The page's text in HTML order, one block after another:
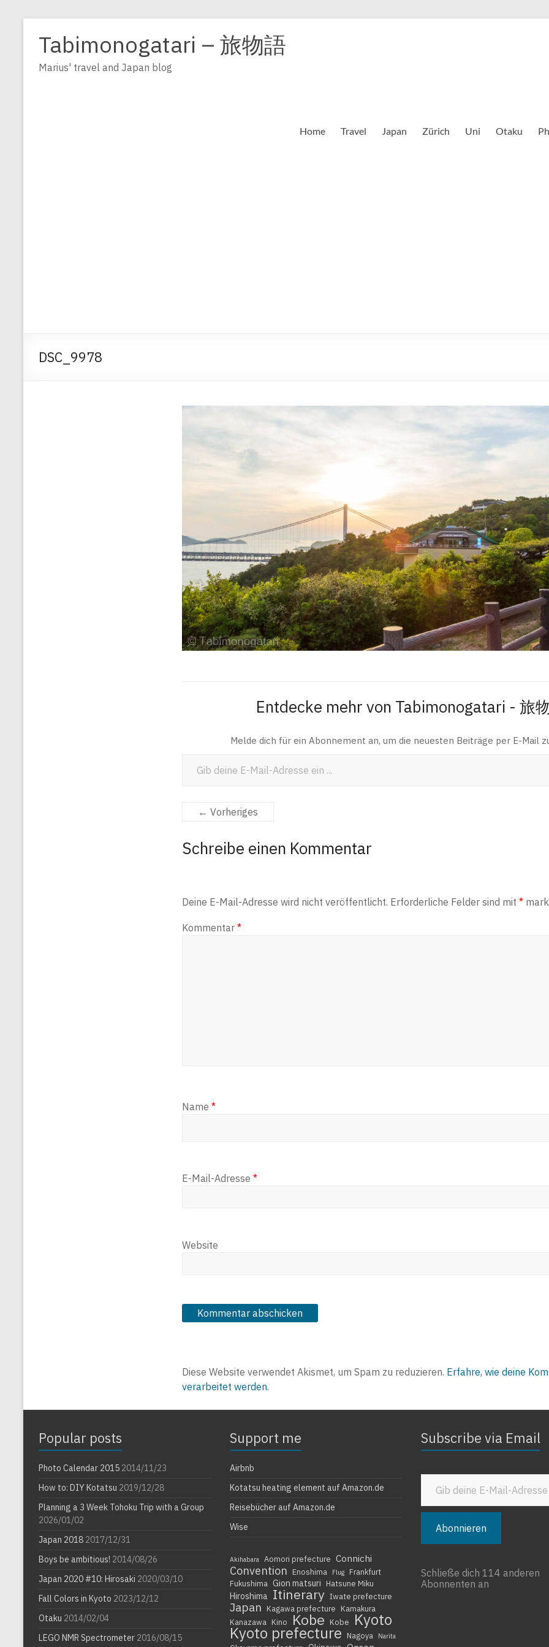
Inhalt
springen
Tabimonogatari – 旅物語
Marius' travel and Japan blog
Home Travel Japan Zürich Uni Otaku
DSC_9978
Entdecke mehr von Tabimonogatari - 旅
Melde dich für ein Abonnement an, um die neuesten Beiträge per E-Mail
← Vorheriges
Schreibe einen Kommentar
Deine E-Mail-Adresse wird nicht veröffentlicht. Erforderliche Felder sind mit *
Kommentar *
Name *
E-Mail-Adresse *
Website
Diese Website verwendet Akismet, um Spam zu reduzieren. Erfahre, wie deine
verarbeitet werden.
Popular posts
Photo Calendar 2015 2014/11/23
How to: DIY Kotatsu 2019/12/28
Planning a 3 Week Tohoku Trip with a Group
2026/01/02
Japan 2018 2017/12/31
Boys be ambitious! 2014/08/26
Japan 2020 #10: Hirosaki 2020/03/10
Fall Colors in Kyoto 2023/12/12
Otaku 2014/02/04
LEGO NMR Spectrometer 2016/08/15
Support me
Airbnb
Kotatsu heating element auf Amazon.de
Reisebücher auf Amazon.de
Wise
Akihabara Aomori prefecture Connichi
Convention Enoshima Flug
Frankfurt
Fukushima Gion matsuri Hatsune Miku
Hiroshima Itinerary Iwate prefecture
Japan Kagawa prefecture
Kamakura
Kanazawa
Kino Kobe Kobe Kyoto
Kyoto prefecture Nagoya Narita
Subscribe via Email
Gib deine E-Mail-Adresse ein ...
Abonnieren
Schließe dich 114 anderen
Abonnenten an